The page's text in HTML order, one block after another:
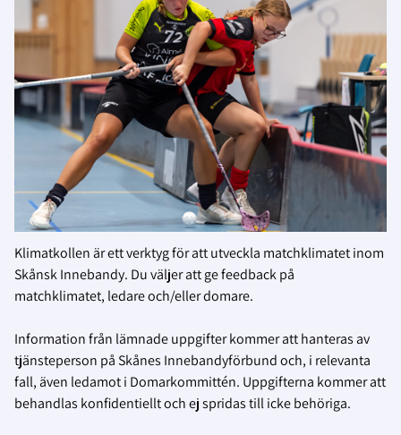
Klimatkollen är ett verktyg för att utveckla matchklimatet inom
Skånsk Innebandy. Du väljer att ge feedback på
matchklimatet, ledare och/eller domare.
Information från lämnade uppgifter kommer att hanteras av
tjänsteperson på Skånes Innebandyförbund och, i relevanta
fall, även ledamot i Domarkommittén. Uppgifterna kommer att
behandlas konfidentiellt och ej spridas till icke behöriga.